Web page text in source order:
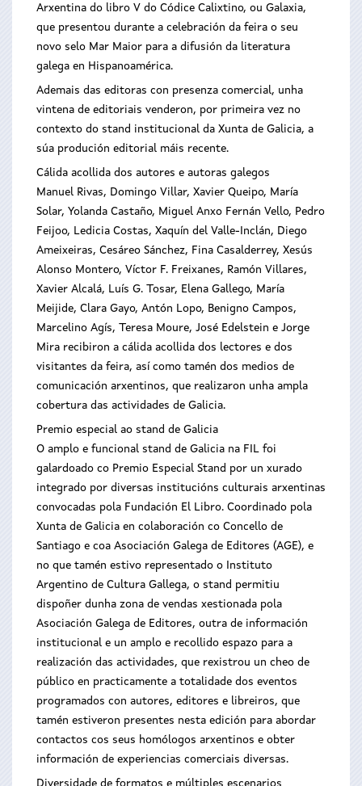
Arxentina do libro V do Códice Calixtino, ou Galaxia,
que presentou durante a celebración da feira o seu
novo selo Mar Maior para a difusión da literatura
galega en Hispanoamérica.
Ademais das editoras con presenza comercial, unha
vintena de editoriais venderon, por primeira vez no
contexto do stand institucional da Xunta de Galicia, a
súa produción editorial máis recente.
Cálida acollida dos autores e autoras galegos
Manuel Rivas, Domingo Villar, Xavier Queipo, María
Solar, Yolanda Castaño, Miguel Anxo Fernán Vello, Pedro
Feijoo, Ledicia Costas, Xaquín del Valle-Inclán, Diego
Ameixeiras, Cesáreo Sánchez, Fina Casalderrey, Xesús
Alonso Montero, Víctor F. Freixanes, Ramón Villares,
Xavier Alcalá, Luís G. Tosar, Elena Gallego, María
Meijide, Clara Gayo, Antón Lopo, Benigno Campos,
Marcelino Agís, Teresa Moure, José Edelstein e Jorge
Mira recibiron a cálida acollida dos lectores e dos
visitantes da feira, así como tamén dos medios de
comunicación arxentinos, que realizaron unha ampla
cobertura das actividades de Galicia.
Premio especial ao stand de Galicia
O amplo e funcional stand de Galicia na FIL foi
galardoado co Premio Especial Stand por un xurado
integrado por diversas institucións culturais arxentinas
convocadas pola Fundación El Libro. Coordinado pola
Xunta de Galicia en colaboración co Concello de
Santiago e coa Asociación Galega de Editores (AGE), e
no que tamén estivo representado o Instituto
Argentino de Cultura Gallega, o stand permitiu
dispoñer dunha zona de vendas xestionada pola
Asociación Galega de Editores, outra de información
institucional e un amplo e recollido espazo para a
realización das actividades, que rexistrou un cheo de
público en practicamente a totalidade dos eventos
programados con autores, editores e libreiros, que
tamén estiveron presentes nesta edición para abordar
contactos cos seus homólogos arxentinos e obter
información de experiencias comerciais diversas.
Diversidade de formatos e múltiples escenarios